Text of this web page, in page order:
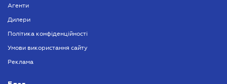
Агенти
Дилери
Політика конфіденційності
Умови використання сайту
Реклама